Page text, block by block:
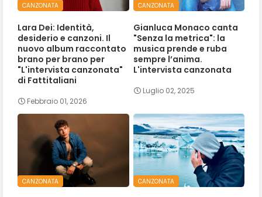
CANZONATA
Lara Dei: Identità,
desiderio e canzoni. Il
nuovo album raccontato
brano per brano per
"L'intervista canzonata"
di Fattitaliani
Febbraio 01, 2026
CANZONATA
Gianluca Monaco canta
"Senza la metrica": la
musica prende e ruba
sempre l’anima.
L'intervista canzonata
Luglio 02, 2025
CANZONATA CANZONATA